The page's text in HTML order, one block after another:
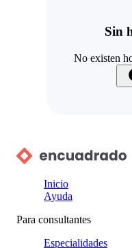
Sin
No existen
Inicio
Ayuda
Para consultantes
Especialidades